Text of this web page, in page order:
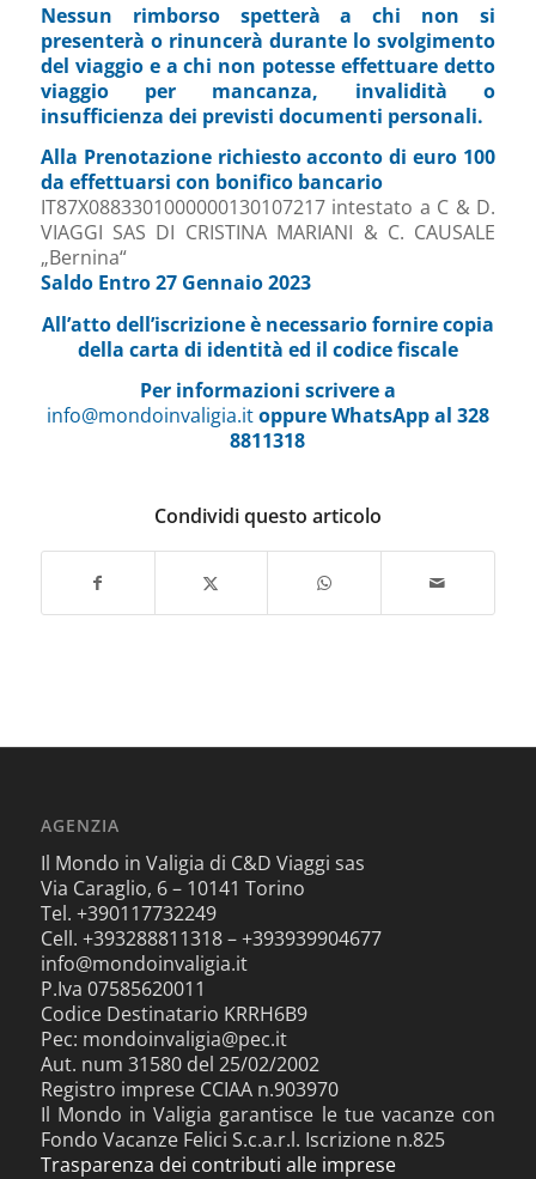
Nessun rimborso spetterà a chi non si
presenterà o rinuncerà durante lo svolgimento
del viaggio e a chi non potesse effettuare detto
viaggio per mancanza, invalidità o
insufficienza dei previsti documenti personali.
Alla Prenotazione richiesto acconto di euro 100
da effettuarsi con bonifico bancario
IT87X0883301000000130107217 intestato a C & D.
VIAGGI SAS DI CRISTINA MARIANI & C. CAUSALE
„Bernina“
Saldo Entro 27 Gennaio 2023
All’atto dell’iscrizione è necessario fornire copia
della carta di identità ed il codice fiscale
Per informazioni scrivere a
info@mondoinvaligia.itoppure WhatsApp al 328
8811318
Condividi questo articolo
AGENZIA
Il Mondo in Valigia di C&D Viaggi sas
Via Caraglio, 6 – 10141 Torino
Tel. +390117732249
Cell. +393288811318 – +393939904677
info@mondoinvaligia.it
P.Iva 07585620011
Codice Destinatario KRRH6B9
Pec: mondoinvaligia@pec.it
Aut. num 31580 del 25/02/2002
Registro imprese CCIAA n.903970
Il Mondo in Valigia garantisce le tue vacanze con
Fondo Vacanze Felici S.c.a.r.l. Iscrizione n.825
Trasparenza dei contributi alle imprese